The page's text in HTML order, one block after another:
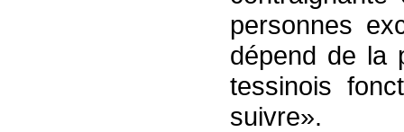
personnes
dépend de la
tessinois
suivre».